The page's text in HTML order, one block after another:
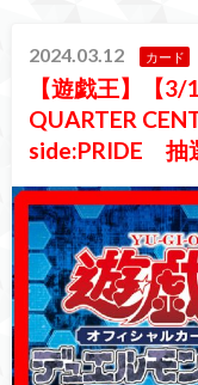
2024.03.12 カード
【遊戯王】【
QUARTER
side:PRIDE 抽